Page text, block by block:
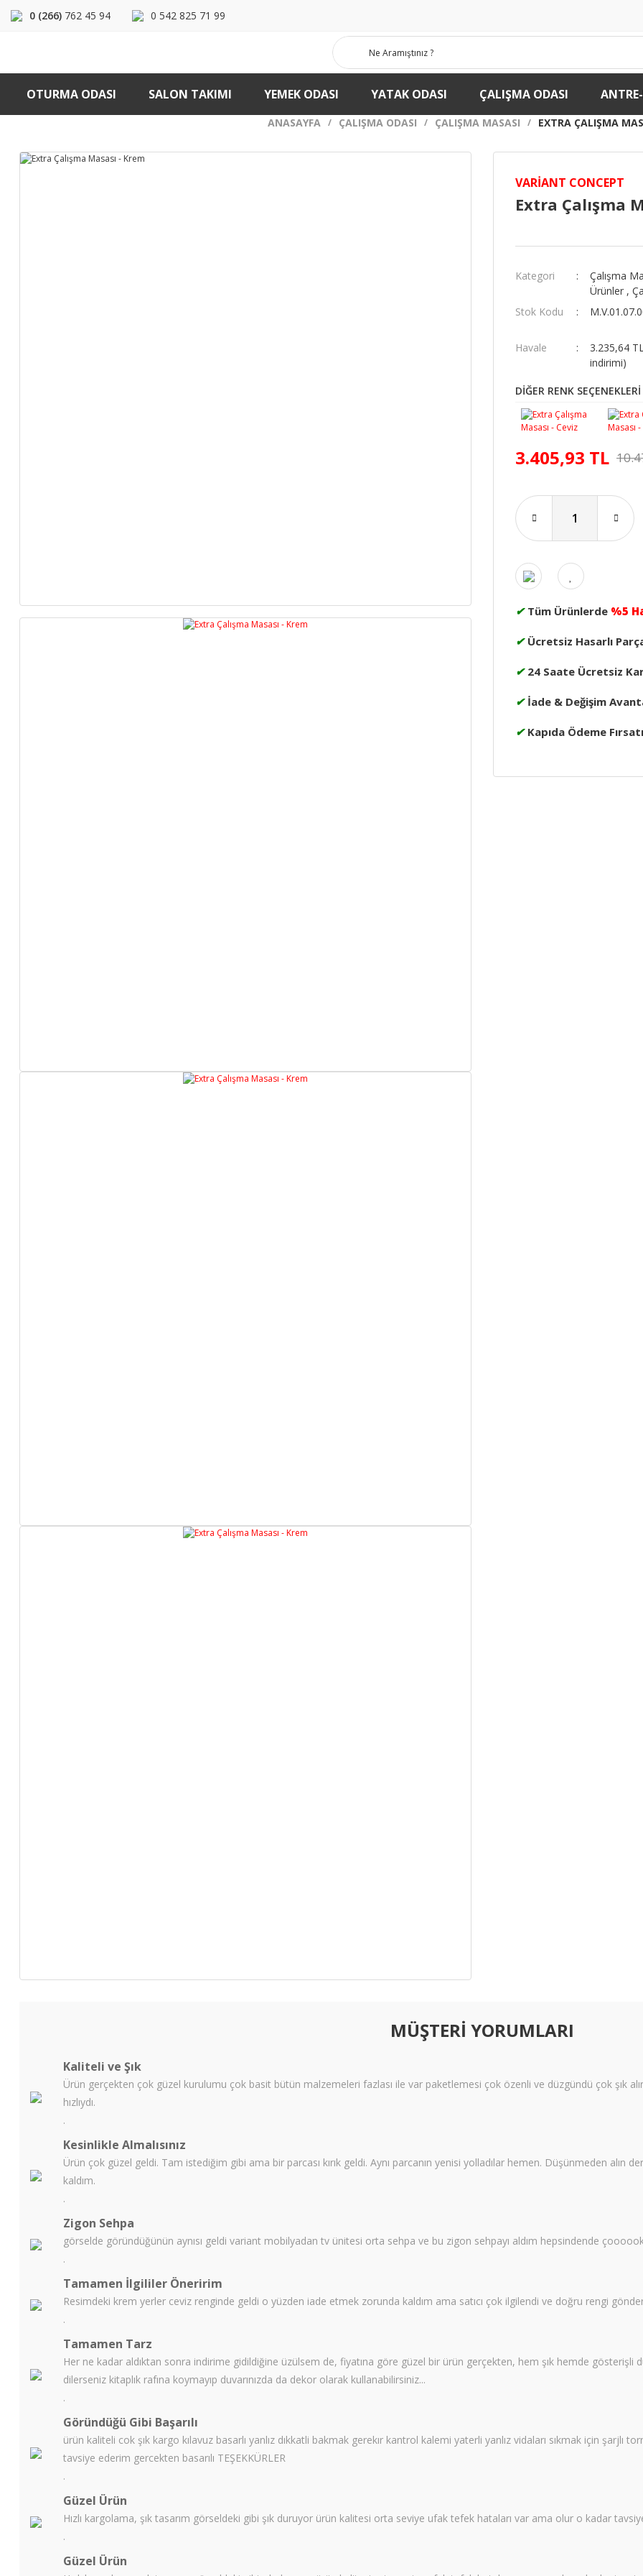
0 (266) 762 45 94 0 542 825 71 99
OTURMA ODASI SALON TAKIMI YEMEK ODASI YATAK ODASI ÇALIŞMA ODASI
ANASAYFA ÇALIŞMA ODASI ÇALIŞMA MASASI EXTRA ÇALIŞMA
VARIANT CONCEPT
Extra Çalışma
Kategori Çalışma
Ürünler ,
Stok Kodu
Havale
3.235,64
indirimi)
DİĞER RENK SEÇENEKLERİ
3.405,93 TL
✔ Tüm Ürünlerde %5
✔ Ücretsiz Hasarlı
✔ 24 Saate Ücretsiz
✔ İade & Değişim
✔ Kapıda Ödeme Fırsatı
MÜŞTERİ YORUMLARI
Kaliteli ve Şık
Ürün gerçekten çok güzel kurulumu çok basit bütün malzemeleri fazlası ile var paketlemesi çok özenli ve düzgündü çok şık
hızlıydı.
.
Kesinlikle Almalısınız
Ürün çok güzel geldi. Tam istediğim gibi ama bir parcası kırık geldi. Aynı parcanın yenisi yolladılar hemen. Düşünmeden alın
kaldım.
.
Zigon Sehpa
görselde göründüğünün aynısı geldi variant mobilyadan tv ünitesi orta sehpa ve bu zigon sehpayı aldım hepsindende
.
Tamamen İlgililer Öneririm
Resimdeki krem yerler ceviz renginde geldi o yüzden iade etmek zorunda kaldım ama satıcı çok ilgilendi ve doğru rengi
.
Tamamen Tarz
Her ne kadar aldıktan sonra indirime gidildiğine üzülsem de, fiyatına göre güzel bir ürün gerçekten, hem şık hemde gösterişli
dilerseniz kitaplık rafına koymayıp duvarınızda da dekor olarak kullanabilirsiniz...
.
Göründüğü Gibi Başarılı
ürün kaliteli cok şık kargo kılavuz basarlı yanlız dıkkatli bakmak gerekır kantrol kalemi yaterli yanlız vidaları sıkmak için
tavsiye ederim gercekten basarılı TEŞEKKÜRLER
.
Güzel Ürün
Hızlı kargolama, şık tasarım görseldeki gibi şık duruyor ürün kalitesi orta seviye ufak tefek hataları var ama olur o kadar
.
Güzel Ürün